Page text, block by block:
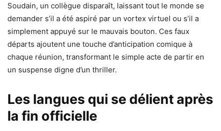
Soudain, un collègue disparaît, laissant tout le monde se
demander s’il a été aspiré par un vortex virtuel ou s’il a
simplement appuyé sur le mauvais bouton. Ces faux
départs ajoutent une touche d’anticipation comique à
chaque réunion, transformant le simple acte de partir en
un suspense digne d’un thriller.
Les langues qui se délient après
la fin officielle